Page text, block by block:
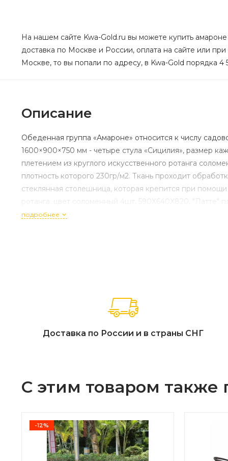
На нашем сайте Kwa-Gold.ru вы можете купить
доставка по Москве и России, оплата на сайте или
Москве, то вы попали по адресу, в Kwa-Gold порядка 4
Описание
Обеденная группа «Амароне» относится к числу
1600×900×750 мм - четыре стула «Сицилия», размер
плетением из круглого искусственного ротанга
плотность которого 230гр/м2. Ткань проходит
стеклянная столешница, которая крепится при
ротанга, цвет соломенный 4шт. 590Х640Х820, "Латте"
подробнее
Доставка по России и в страны СНГ
С этим товаром также
-12%